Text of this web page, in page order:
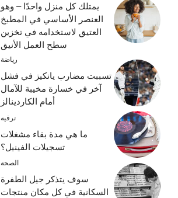
يمتلك كل منزل واحدًا – وهو
العنصر الأساسي في المطبخ
العتيق لاستخدامه في تخزين
سطح العمل الأنيق
رياضة
تسببت مضارب يانكيز في فشل
آخر في خسارة مخيبة للآمال
أمام الكاردينالز
ترفيه
ما هي مدة بقاء مشغلات
تسجيلات الفينيل؟
الصحة
سوف يتذكر جيل الطفرة
السكانية في كل مكان منتجات